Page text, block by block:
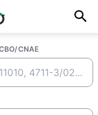
CNAE